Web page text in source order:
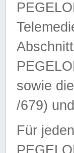
sowie
/679)
Für